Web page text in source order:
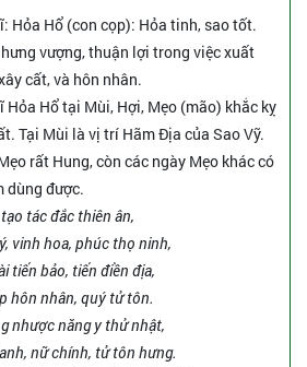
Hỏa Hổ (con cọp): Hỏa tinh, sao tốt.
vượng, thuận lợi trong việc xuất
cất, và hôn nhân.
Hỏa Hổ tại Mùi, Hợi, Mẹo (mão) khắc kỵ
Tại Mùi là vị trí Hãm Địa của Sao Vỹ.
rất Hung, còn các ngày Mẹo khác có
dùng được.
tác đắc thiên ân,
vinh hoa, phúc thọ ninh,
tiến bảo, tiến điền địa,
hôn nhân, quý tử tôn.
nhược năng y thử nhật,
nữ chính, tử tôn hưng.